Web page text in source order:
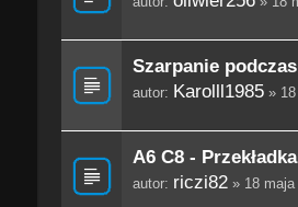
Szarpanie
autor: Karolll1985» 18
A6 C8 -
autor: riczi82» 18 maja